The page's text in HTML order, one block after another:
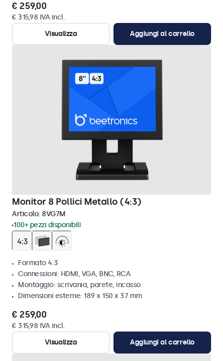
€ 259,00
€ 315,98 IVA incl.
Visualizza
Aggiungi al carrello
Monitor 8 Pollici Metallo (4:3)
Articolo: 8VG7M
100+ pezzi disponibili
Formato 4:3
Connessioni: HDMI, VGA, BNC, RCA
Montaggio: scrivania, parete, incasso
Dimensioni esterne: 189 x 150 x 37 mm
€ 259,00
€ 315,98 IVA incl.
Visualizza
Aggiungi al carrello